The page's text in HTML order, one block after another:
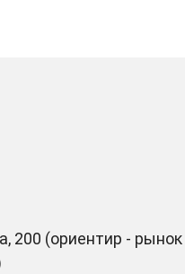
200 (ориентир - рынок